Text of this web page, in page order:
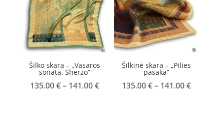
Šilko skara – „Vasaros
sonata. Sherzo”
135.00€– 141.00€Price
Šilkinė skara – „Pilies
pasaka”
135.00€– 141.00€Price